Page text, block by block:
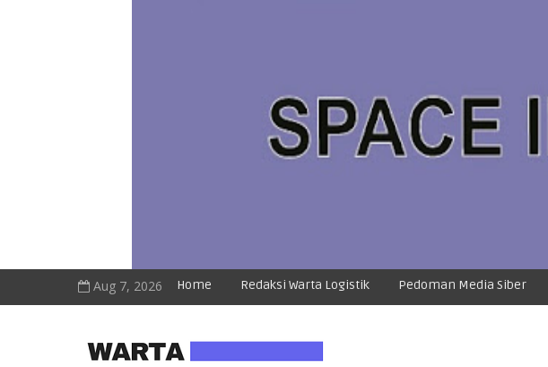
Aug 7, 2026 Home Redaksi Warta Logistik Pedoman Media Siber